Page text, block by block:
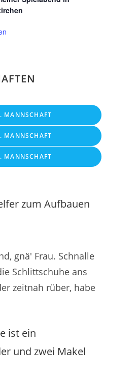
MANNSCHAFT
MANNSCHAFT
MANNSCHAFT
zum Aufbauen
gnä' Frau. Schnalle
Schlittschuhe ans
zeitnah rüber, habe
ist ein
und zwei Makel